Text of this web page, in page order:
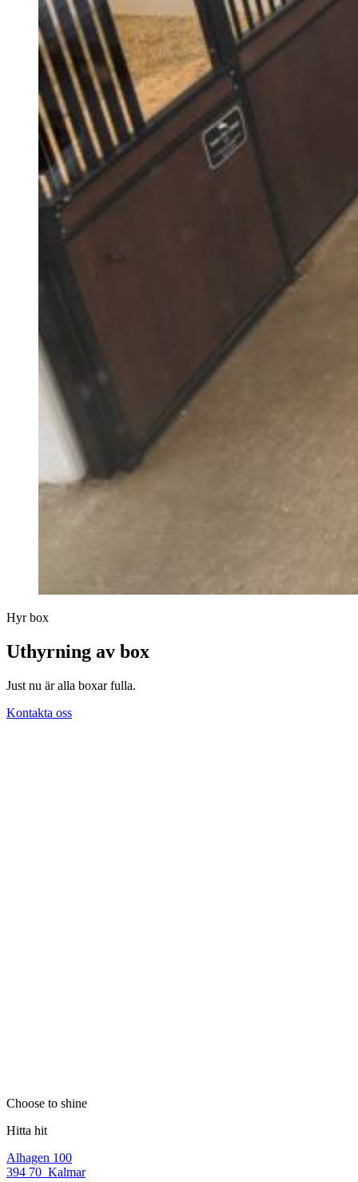
Hyr box
Uthyrning av box
Just nu är alla boxar fulla.
Kontakta oss
Choose to shine
Hitta hit
Alhagen 100
394 70 Kalmar